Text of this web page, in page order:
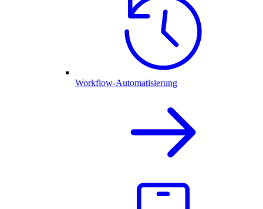
Workflow-Automatisierung